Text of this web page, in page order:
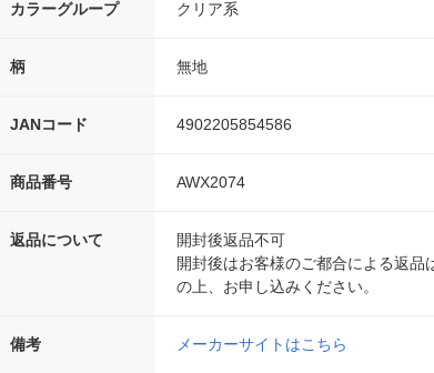
カラーグループ クリア系
柄 無地
JANコード 4902205854586
商品番号 AWX2074
返品について
開封後返品不可
開封後はお客様のご都合による返
の上、お申し込みください。
備考 メーカーサイトはこちら